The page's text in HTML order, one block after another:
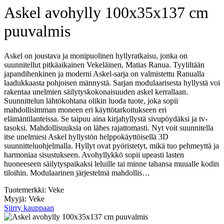
Askel avohylly 100x35x137 cm
puuvalmis
Askel on joustava ja monipuolinen hyllyratkaisu, jonka on
suunnitellut pitkäaikainen Vekeläinen, Matias Ranua. Tyyliltään
japandihenkinen ja moderni Askel-sarja on valmistettu Ranualla
laadukkaasta pohjoisen männystä. Sarjan modulaarisesta hyllystä voi
rakentaa unelmien säilytyskokonaisuuden askel kerrallaan.
Suunnittelun lähtökohtana olikin luoda tuote, joka sopii
mahdollisimman moneen eri käyttötarkoitukseen eri
elämäntilanteissa. Se taipuu aina kirjahyllystä sivupöydäksi ja tv-
tasoksi. Mahdollisuuksia on lähes rajattomasti. Nyt voit suunnitella
itse unelmiesi Askel hyllystön helppokäyttöisellä 3D
suunnitteluohjelmalla. Hyllyt ovat pyöristetyt, mikä tuo pehmeyttä ja
harmoniaa sisustukseen. Avohyllykkö sopii upeasti lasten
huoneeseen säilytyspaikaksi leluille tai minne tahansa muualle kodin
tiloihin. Modulaarinen järjestelmä mahdollis…
Tuotemerkki: Veke
Myyjä: Veke
Siirry kauppaan